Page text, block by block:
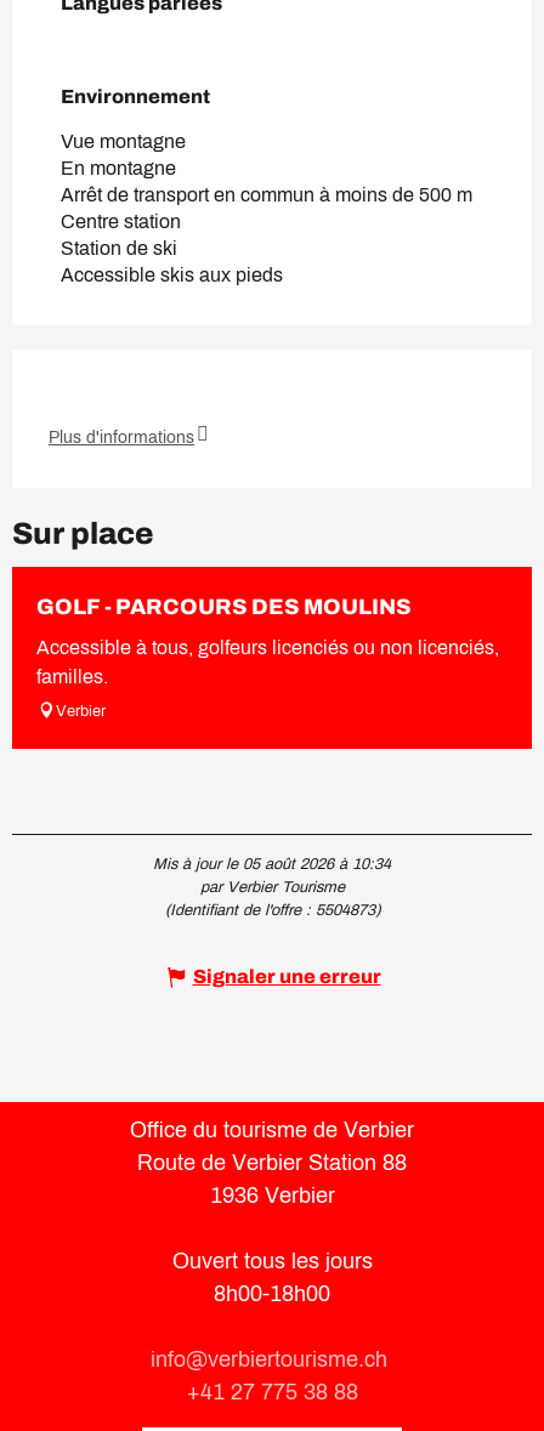
Environnement
Environnement
Vue montagne
En montagne
Arrêt de transport en commun à moins de 500 m
Centre station
Station de ski
Accessible skis aux pieds
Plus d'informations
Sur place
GOLF - PARCOURS DES MOULINS
Accessible à tous, golfeurs licenciés ou non licenciés,
familles.
Verbier
Mis à jour le 05 août 2026 à 10:34
par Verbier Tourisme
(Identifiant de l'offre : 5504873)
Signaler une erreur
Office du tourisme de Verbier
Route de Verbier Station 88
1936 Verbier
Ouvert tous les jours
8h00-18h00
info@verbiertourisme.ch
+41 27 775 38 88